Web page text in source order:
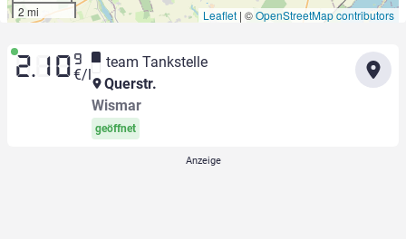
2 mi
Leaflet | ©OpenStreetMap contributors
2.10 9
€/l
team Tankstelle
Querstr.
Wismar
geöffnet